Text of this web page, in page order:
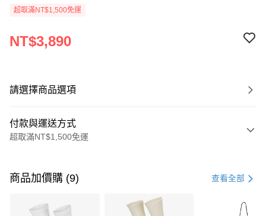
超取滿NT$1,500免運
NT$3,890
請選擇商品選項
付款與運送方式
超取滿NT$1,500免運
信用卡一次付款
商品加價購 (9) 查看全部